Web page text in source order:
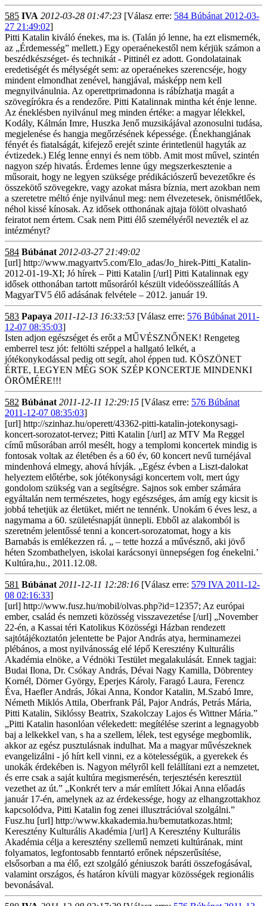
585 IVA 2012-03-28 01:47:23 [Válasz erre: 584 Búbánat 2012-03-
27 21:49:02]
Pitti Katalin kiváló énekes, ma is. (Talán jó lenne, ha ezt elismernék,
az „Érdemesség” mellett.) Egy operaénekestől nem kérjük számon a
beszédkészséget- és technikát - Pittinél ez adott. Gondolatainak
eredetiségét és mélységét sem: az operaénekes szerencséje, hogy
mindent elmondhat zenével, hangjával, másképp nem kell
megnyilvánulnia. Az operettprimadonna is rábízhatja magát a
szövegírókra és a rendezőre. Pitti Katalinnak mintha két énje lenne.
Az éneklésben nyilvánul meg minden értéke: a magyar lélekkel,
Kodály, Kálmán Imre, Huszka Jenő muzsikájával azonosulni tudása,
megjelenése és hangja megőrzésének képessége. (Énekhangjának
fényét és fiatalságát, kifejező erejét szinte érintetlenül hagyták az
évtizedek.) Elég lenne ennyi és nem több. Amit most művel, szintén
nagyon szép hivatás. Érdemes lenne úgy megszerkesztenie a
műsorait, hogy ne legyen szüksége prédikációszerű bevezetőkre és
összekötő szövegekre, vagy azokat másra bíznia, mert azokban nem
a szeretetre méltó énje nyilvánul meg: nem élvezetesek, önismétlőek,
néhol kissé kínosak. Az idősek otthonának ajtaja fölött olvasható
feiratot nem értem. Csak nem Pitti élő személyéről nevezték el az
intézményt?
584 Búbánat 2012-03-27 21:49:02
[url] http://www.magyartv5.com/Elo_adas/Jo_hirek-Pitti_Katalin-
2012-01-19-XI; Jó hírek – Pitti Katalin [/url] Pitti Katalinnak egy
idősek otthonában tartott műsoráról készült videóösszeállítás A
MagyarTV5 élő adásának felvétele – 2012. január 19.
583 Papaya 2011-12-13 16:33:53 [Válasz erre: 576 Búbánat 2011-
12-07 08:35:03]
Isten adjon egészséget és erőt a MŰVÉSZNŐNEK! Rengeteg
emberrel tesz jót: feltölti széppel a hallgató lelkét, a
jótékonykodással pedig ott segít, ahol éppen tud. KÖSZÖNET
ÉRTE, LEGYEN MÉG SOK SZÉP KONCERTJE MINDENKI
ÖRÖMÉRE!!!
582 Búbánat 2011-12-11 12:29:15 [Válasz erre: 576 Búbánat
2011-12-07 08:35:03]
[url] http://szinhaz.hu/operett/43362-pitti-katalin-jotekonysagi-
koncert-sorozatot-tervez; Pitti Katalin [/url] az MTV Ma Reggel
című műsorában arról mesélt, hogy a templomi koncertek mindig is
fontosak voltak az életében és a 60 év, 60 koncert nevű turnéjával
mindenhová elmegy, ahová hívják. „Egész évben a Liszt-dalokat
helyeztem előtérbe, sok jótékonysági koncertem volt, mert úgy
gondolom szükség van a segítségre. Sajnos sok ember számára
egyáltalán nem természetes, hogy egészséges, ám amíg egy kicsit is
jobbá tehetjük az életüket, miért ne tennénk. Unokám 6 éves lesz, a
nagymama a 60. születésnapját ünnepli. Ebből az alakomból is
szeretném jelentőssé tenni a koncert-sorozatomat, hogy a kis
Barnabás is emlékezzen rá. „ – tette hozzá a művésznő, aki jövő
héten Szombathelyen, iskolai karácsonyi ünnepségen fog énekelni.’
Kultúra,hu., 2011.12.08.
581 Búbánat 2011-12-11 12:28:16 [Válasz erre: 579 IVA 2011-12-
08 02:16:33]
[url] http://www.fusz.hu/mobil/olvas.php?id=12357; Az európai
ember, család és nemzeti közösség visszavezetése [/url] „November
22-én, a Kassai téri Katolikus Közösségi Házban rendezett
sajtótájékoztatón jelentette be Pajor András atya, herminamezei
plébános, a most nyilvánosság elé lépő Keresztény Kulturális
Akadémia elnöke, a Védnöki Testület megalakulását. Ennek tagjai:
Budai Ilona, Dr. Csókay András, Dévai Nagy Kamilla, Döbrentey
Kornél, Dörner György, Eperjes Károly, Faragó Laura, Ferencz
Éva, Haefler András, Jókai Anna, Kondor Katalin, M.Szabó Imre,
Németh Miklós Attila, Oberfrank Pál, Pajor András, Petrás Mária,
Pitti Katalin, Siklóssy Beatrix, Szakolczay Lajos és Wittner Mária.”
„Pitti Katalin hasonlóan vélekedett: megítélése szerint a legnagyobb
baj a lelkekkel van, s ha a szellem, lélek, test egysége megbomlik,
akkor az egész pusztulásnak indulhat. Ma a magyar művészeknek
evangelizálni - jó hírt kell vinni, ez a kötelességük, a gyerekek és
unokák érdekében is. Nagyon mélyről kell felállítani ezt a nemzetet,
és erre csak a saját kultúra megismerésén, terjesztésén keresztül
vezethet az út.” „Konkrét terv a már említett Jókai Anna előadás
január 17-én, amelynek az az érdekessége, hogy az elhangzottakhoz
kapcsolódva, Pitti Katalin fog zenei illusztrációval szolgálni.”
Fusz.hu [url] http://www.kkakademia.hu/bemutatkozas.html;
Keresztény Kulturális Akadémia [/url] A Keresztény Kulturális
Akadémia célja a keresztény szellemű nemzeti kultúrának, mint
folyamatos, legfontosabb fenntartó erőnek népszerűsítése,
elsősorban a ma élő, ezt szolgáló géniuszok baráti összefogásával,
valamint országos, és határon kívüli magyar közösségek regionális
bevonásával.